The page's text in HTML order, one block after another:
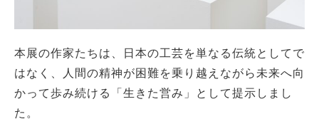
本展の作家たちは、日本の工芸を単なる伝統としてで
はなく、人間の精神が困難を乗り越えながら未来へ向
かって歩み続ける「生きた営み」として提示しまし
た。